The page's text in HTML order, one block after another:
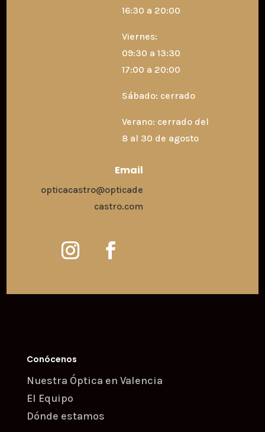
16:30 a 20:00
Viernes:
09:30 a 13:30
17:00 a 20:00
Sábado: cerrado
Verano: cerrado del
8 al 30 de agosto
Email
opticacastro@opticade
castro.com
Conócenos
Nuestra Óptica en Valencia
El Equipo
Dónde estamos